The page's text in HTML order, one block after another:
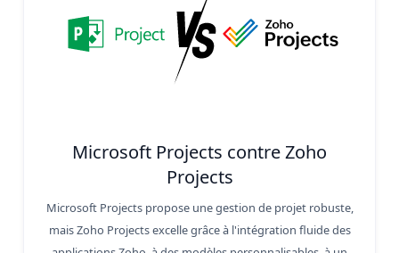
Microsoft Projects contre Zoho
Projects
Microsoft Projects propose une gestion de projet robuste,
mais Zoho Projects excelle grâce à l'intégration fluide des